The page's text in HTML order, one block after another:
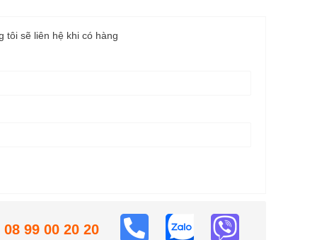
tôi sẽ liên hệ khi có hàng
08 99 00 20 20